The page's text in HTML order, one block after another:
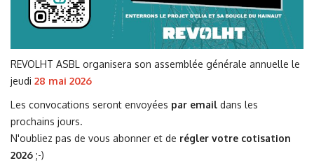
REVOLHT ASBL organisera son assemblée générale annuelle le
jeudi 28 mai 2026
Les convocations seront envoyées par email dans les
prochains jours.
N'oubliez pas de vous abonner et de régler votre cotisation
2026 ;-)